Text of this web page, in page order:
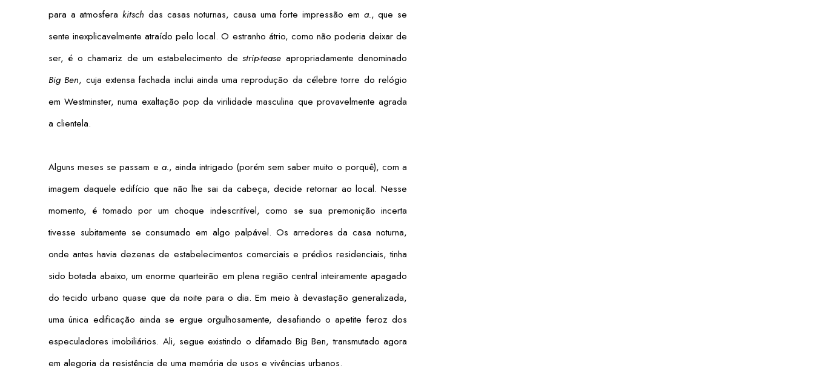
para a atmosferakitsch das casas noturnas, causa uma forte impressão em a., que se
sente inexplicavelmente atraído pelo local. O estranho átrio, como não poderia deixar de
ser, é o chamariz de um estabelecimento destrip-tease apropriadamente denominado
Big Ben, cuja extensa fachada inclui ainda uma reprodução da célebre torre do relógio
em Westminster, numa exaltação pop da virilidade masculina que provavelmente agrada
a clientela.
Alguns meses se passam e a., ainda intrigado (porém sem saber muito o porquê), com a
imagem daquele edifício que não lhe sai da cabeça, decide retornar ao local. Nesse
momento, é tomado por um choque indescritível, como se sua premonição incerta
tivesse subitamente se consumado em algo palpável. Os arredores da casa noturna,
onde antes havia dezenas de estabelecimentos comerciais e prédios residenciais, tinha
sido botada abaixo, um enorme quarteirão em plena região central inteiramente apagado
do tecido urbano quase que da noite para o dia. Em meio à devastação generalizada,
uma única edificação ainda se ergue orgulhosamente, desafiando o apetite feroz dos
especuladores imobiliários. Ali, segue existindo o difamado Big Ben, transmutado agora
em alegoria da resistência de uma memória de usos e vivências urbanos.